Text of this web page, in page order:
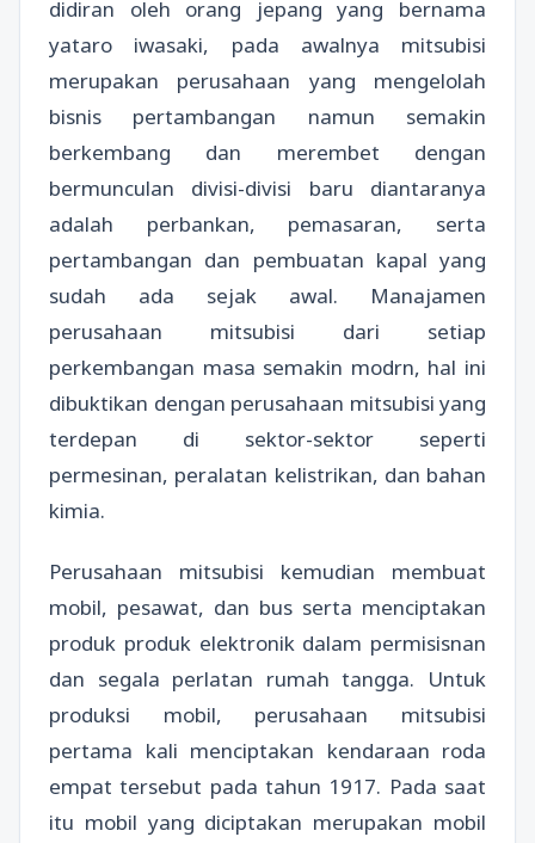
didiran oleh orang jepang yang bernama
yataro iwasaki, pada awalnya mitsubisi
merupakan perusahaan yang mengelolah
bisnis pertambangan namun semakin
berkembang dan merembet dengan
bermunculan divisi-divisi baru diantaranya
adalah perbankan, pemasaran, serta
pertambangan dan pembuatan kapal yang
sudah ada sejak awal. Manajamen
perusahaan mitsubisi dari setiap
perkembangan masa semakin modrn, hal ini
dibuktikan dengan perusahaan mitsubisi yang
terdepan di sektor-sektor seperti
permesinan, peralatan kelistrikan, dan bahan
kimia.
Perusahaan mitsubisi kemudian membuat
mobil, pesawat, dan bus serta menciptakan
produk produk elektronik dalam permisisnan
dan segala perlatan rumah tangga. Untuk
produksi mobil, perusahaan mitsubisi
pertama kali menciptakan kendaraan roda
empat tersebut pada tahun 1917. Pada saat
itu mobil yang diciptakan merupakan mobil